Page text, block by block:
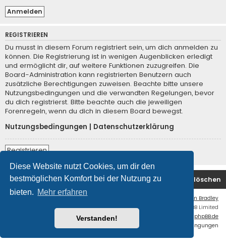
Diese Website nutzt Cookies, um dir den
bestmöglichen Komfort bei der Nutzung zu
bieten. Mehr erfahren
Verstanden!
REGISTRIEREN
Du musst in diesem Forum registriert sein, um dich anmelden zu
können. Die Registrierung ist in wenigen Augenblicken erledigt
und ermöglicht dir, auf weitere Funktionen zuzugreifen. Die
Board-Administration kann registrierten Benutzern auch
zusätzliche Berechtigungen zuweisen. Beachte bitte unsere
Nutzungsbedingungen und die verwandten Regelungen, bevor
du dich registrierst. Bitte beachte auch die jeweiligen
Forenregeln, wenn du dich in diesem Board bewegst.
Nutzungsbedingungen
Datenschutzerklärung
Registrieren
Foren-Übersicht Alle Cookies löschen
Kontakt
Ian Bradley
Powered byphpBB® Forum Software © phpBB Limited
Deutsche Übersetzung durch phpBB.de
Datenschutz
Nutzungsbedingungen